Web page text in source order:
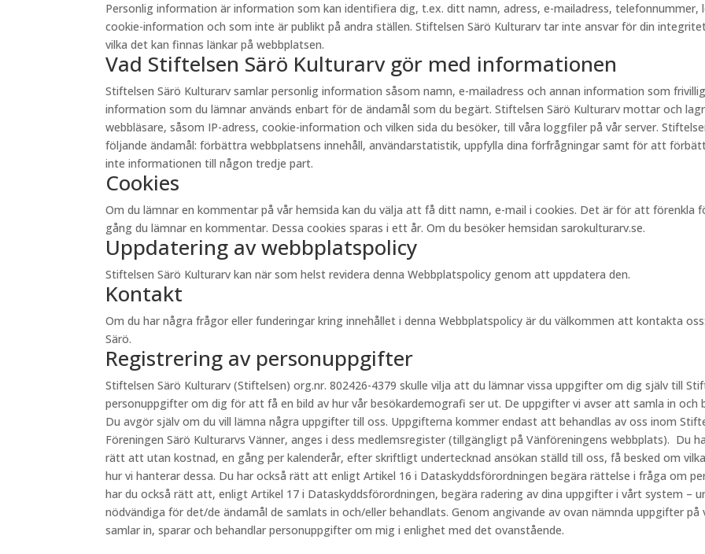
Personlig information är information som kan identifiera dig, t.ex. ditt namn, adress, e-mailadress, telefonnummer,
cookie-information och som inte är publikt på andra ställen. Stiftelsen Särö Kulturarv tar inte ansvar för din
vilka det kan finnas länkar på webbplatsen.
Vad Stiftelsen Särö Kulturarv gör med informationen
Stiftelsen Särö Kulturarv samlar personlig information såsom namn, e-mailadress och annan information som
information som du lämnar används enbart för de ändamål som du begärt. Stiftelsen Särö Kulturarv mottar och
webbläsare, såsom IP-adress, cookie-information och vilken sida du besöker, till våra loggfiler på vår server.
följande ändamål: förbättra webbplatsens innehåll, användarstatistik, uppfylla dina förfrågningar samt för att
inte informationen till någon tredje part.
Cookies
Om du lämnar en kommentar på vår hemsida kan du välja att få ditt namn, e-mail i cookies. Det är för att förenkla
gång du lämnar en kommentar. Dessa cookies sparas i ett år. Om du besöker hemsidan sarokulturarv.se.
Uppdatering av webbplatspolicy
Stiftelsen Särö Kulturarv kan när som helst revidera denna Webbplatspolicy genom att uppdatera den.
Kontakt
Om du har några frågor eller funderingar kring innehållet i denna Webbplatspolicy är du välkommen att kontakta
Särö.
Registrering av personuppgifter
Stiftelsen Särö Kulturarv (Stiftelsen) org.nr. 802426-4379 skulle vilja att du lämnar vissa uppgifter om dig själv till
personuppgifter om dig för att få en bild av hur vår besökardemografi ser ut. De uppgifter vi avser att samla in och
Du avgör själv om du vill lämna några uppgifter till oss. Uppgifterna kommer endast att behandlas av oss inom
Föreningen Särö Kulturarvs Vänner, anges i dess medlemsregister (tillgängligt på Vänföreningens webbplats). Du
rätt att utan kostnad, en gång per kalenderår, efter skriftligt undertecknad ansökan ställd till oss, få besked om
hur vi hanterar dessa. Du har också rätt att enligt Artikel 16 i Dataskyddsförordningen begära rättelse i fråga om
har du också rätt att, enligt Artikel 17 i Dataskyddsförordningen, begära radering av dina uppgifter i vårt system
nödvändiga för det/de ändamål de samlats in och/eller behandlats. Genom angivande av ovan nämnda uppgifter
samlar in, sparar och behandlar personuppgifter om mig i enlighet med det ovanstående.